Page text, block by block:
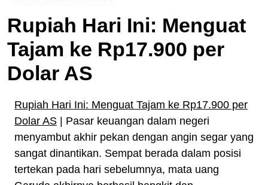
Rupiah Hari Ini: Menguat
Tajam ke Rp17.900 per
Dolar AS
Rupiah Hari Ini: Menguat Tajam ke Rp17.900 per
Dolar AS | Pasar keuangan dalam negeri
menyambut akhir pekan dengan angin segar yang
sangat dinantikan. Sempat berada dalam posisi
tertekan pada hari sebelumnya, mata uang